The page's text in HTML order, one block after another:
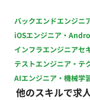
バックエンドエンジニ
iOSエンジニア・
インフラエンジニアセ
テストエンジニア・テ
AIエンジニア・機械学
他のスキルで求